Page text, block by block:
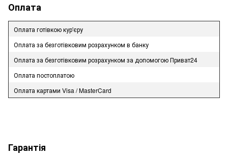
Оплата
Оплата готівкою кур'єру
Оплата за безготівковим розрахунком в банку
Оплата за безготівковим розрахунком за допомогою Приват24
Оплата постоплатою
Оплата картами Visa / MasterCard
Гарантія